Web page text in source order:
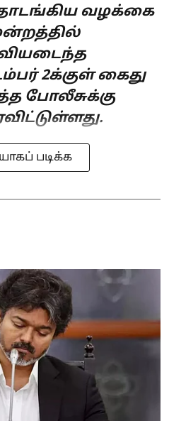
வழக்கை
2க்குள் கைது
போலீசுக்கு
படிக்க